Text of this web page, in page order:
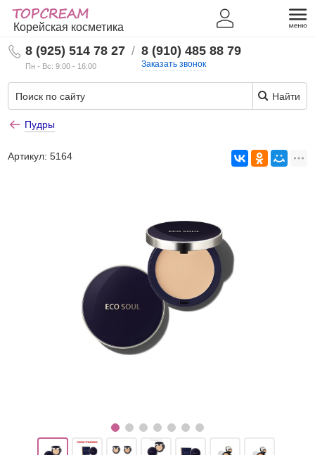
Корейская косметика
8 (925) 514 78 27
Пн - Вс: 9:00 - 16:00
/ 8 (910) 485 88 79
Заказать звонок
Найти
Пудры
Артикул:5164